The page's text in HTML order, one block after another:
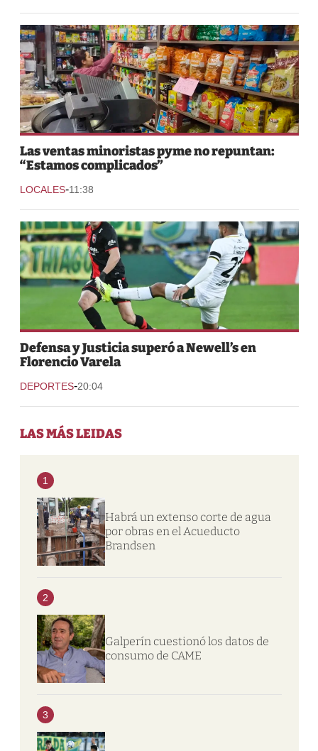
Las ventas minoristas pyme no repuntan:
“Estamos complicados”
LOCALES-11:38
Defensa y Justicia superó a Newell’s en
Florencio Varela
DEPORTES-20:04
LAS MÁS LEIDAS
1
Habrá un extenso corte de agua
por obras en el Acueducto
Brandsen
2
Galperín cuestionó los datos de
consumo de CAME
3